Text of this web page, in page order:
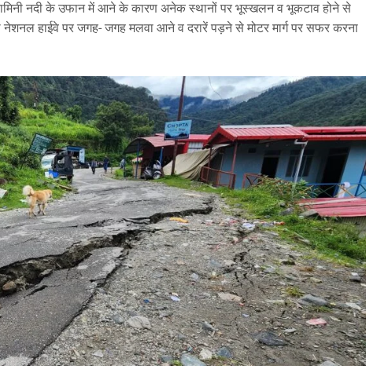
नदी के उफान में आने के कारण अनेक स्थानों पर भूस्खलन व भूकटाव होने से
हाईवे पर जगह- जगह मलवा आने व दरारें पड़ने से मोटर मार्ग पर सफर करना